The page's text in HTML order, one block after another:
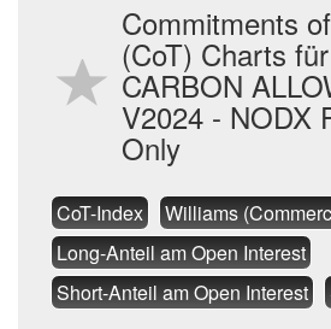
Commitments
(CoT) Charts
CARBON
V2024 - NODX
Only
CoT-Index
Williams
Long-Anteil am Open Interest
Short-Anteil am Open Interest